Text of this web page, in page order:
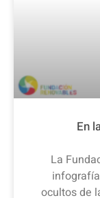
En
La
ocultos de